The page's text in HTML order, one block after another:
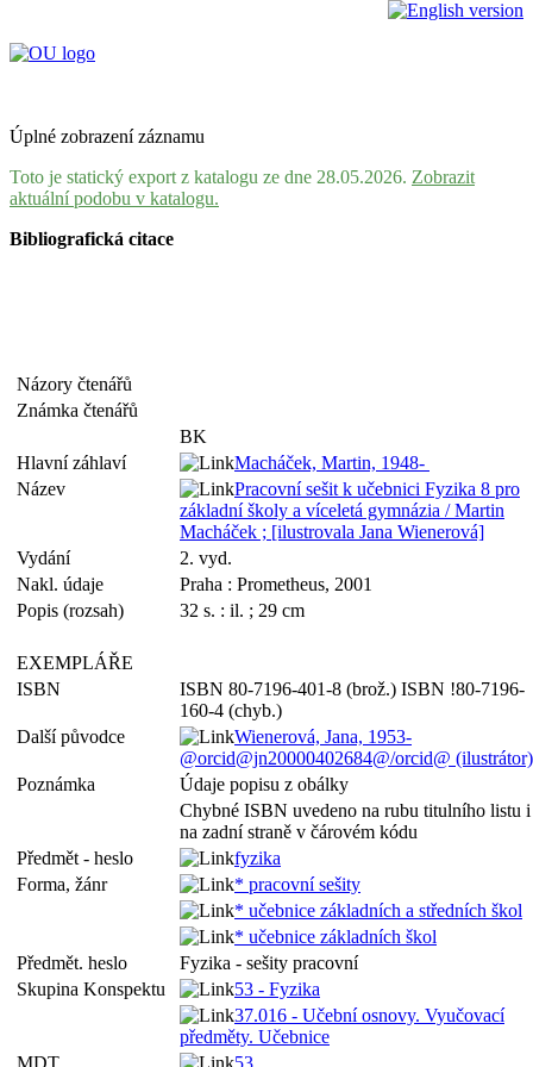
Úplné zobrazení záznamu
Toto je statický export z katalogu ze dne 28.05.2026. Zobrazit
aktuální podobu v katalogu.
Bibliografická citace
Názory čtenářů
Známka čtenářů
BK
Hlavní záhlaví
Macháček, Martin, 1948-
Název
Pracovní sešit k učebnici Fyzika 8 pro
základní školy a víceletá gymnázia / Martin
Macháček ; [ilustrovala Jana Wienerová]
Vydání
2. vyd.
Nakl. údaje
Praha : Prometheus, 2001
Popis (rozsah)
32 s. : il. ; 29 cm
EXEMPLÁŘE
ISBN
ISBN 80-7196-401-8 (brož.) ISBN !80-7196-
160-4 (chyb.)
Další původce
Wienerová, Jana, 1953-
@orcid@jn20000402684@/orcid@ (ilustrátor)
Poznámka
Údaje popisu z obálky
Chybné ISBN uvedeno na rubu titulního listu i
na zadní straně v čárovém kódu
Předmět - heslo
fyzika
Forma, žánr
* pracovní sešity
* učebnice základních a středních škol
* učebnice základních škol
Předmět. heslo
Fyzika - sešity pracovní
Skupina Konspektu
53 - Fyzika
37.016 - Učební osnovy. Vyučovací
předměty. Učebnice
MDT
53